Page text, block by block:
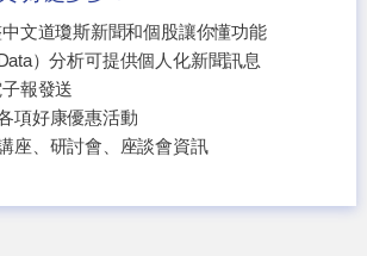
文道瓊斯新聞和個股讓你懂功能
）分析可提供個人化新聞訊息
報發送
項好康優惠活動
座、研討會、座談會資訊